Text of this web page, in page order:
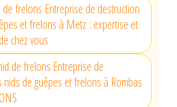
frelons Entreprise de destruction
et frelons à Metz : expertise et
chez vous
de frelons Entreprise de
nids de guêpes et frelons à Rombas